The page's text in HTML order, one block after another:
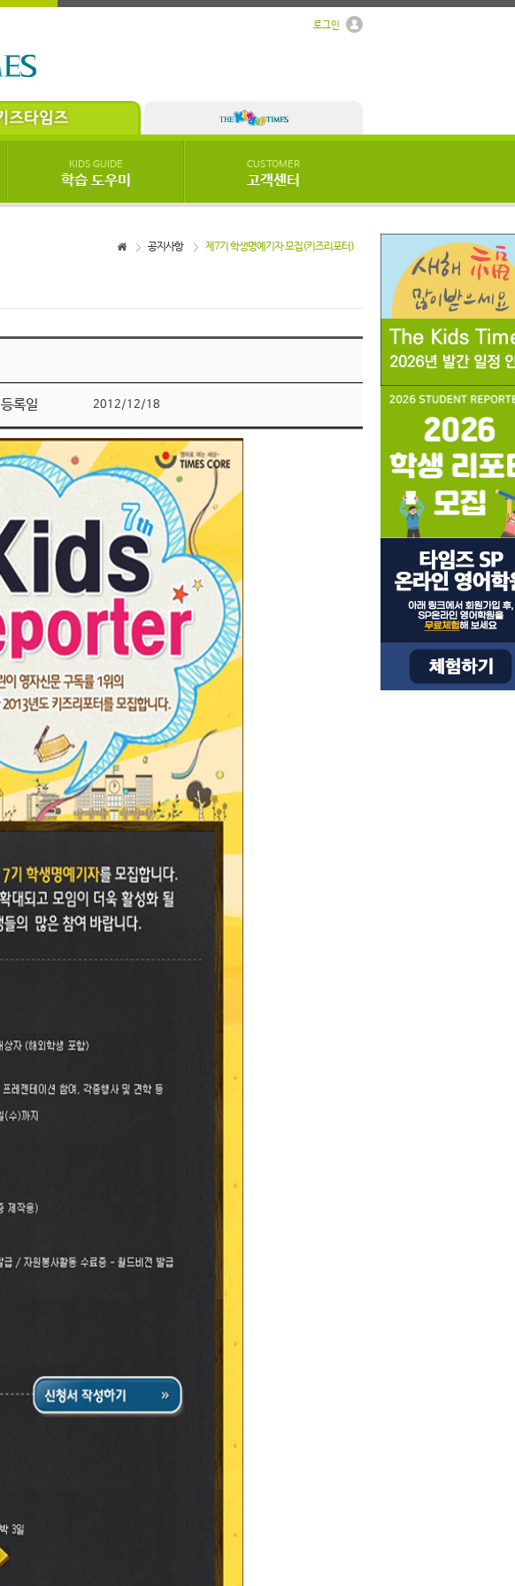
로그인
KIDS GUIDE
학습 도우미
CUSTOMER
고객센터
제7기 학생명예기자 모집(키즈리포터)
공지사항
등록일 2012/12/18